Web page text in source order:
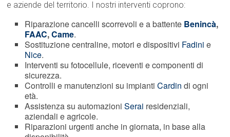
e aziende del territorio. I nostri interventi coprono:
Riparazione cancelli scorrevoli e a battente Benincà,
FAAC,Came.
Sostituzione centraline, motori e dispositivi Fadini e
Nice.
Interventi su fotocellule, riceventi e componenti di
sicurezza.
Controlli e manutenzioni su impiantiCardin di ogni
età.
Assistenza su automazioniSerai residenziali,
aziendali e agricole.
Riparazioni urgenti anche in giornata, in base alla